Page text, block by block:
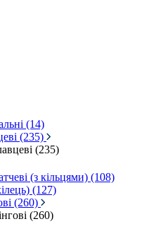
(14)
(235)
(235)
(з кільцями) (108)
(127)
(260)
(260)